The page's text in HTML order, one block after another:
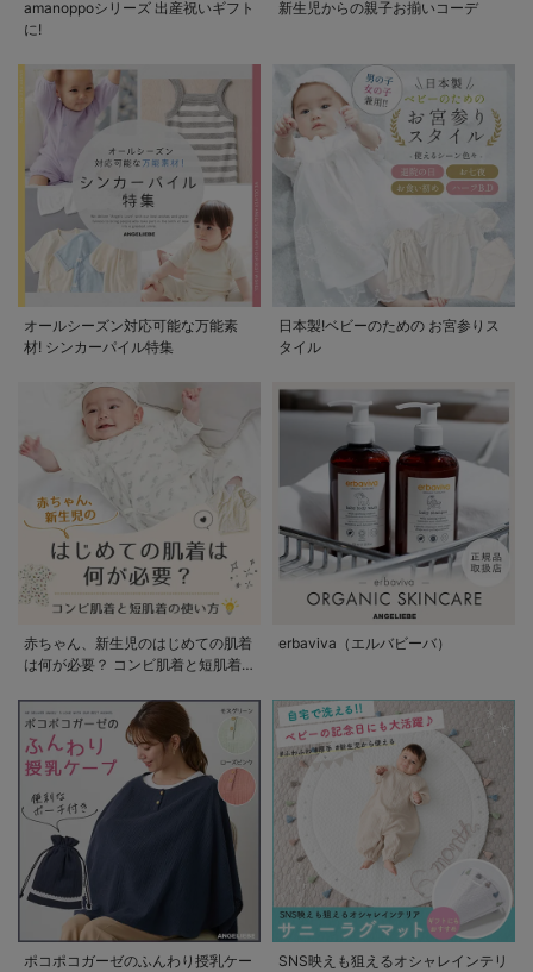
amanoppoシリーズ 出産祝いギフト
に!
新生児からの親子お揃いコーデ
オールシーズン対応可能な万能素
材! シンカーパイル特集
日本製!ベビーのための お宮参りス
タイル
赤ちゃん、新生児のはじめての肌着
は何が必要？ コンビ肌着と短肌着
erbaviva（エルバビーバ）
ポコポコガーゼのふんわり授乳ケー
SNS映えも狙えるオシャレインテリ